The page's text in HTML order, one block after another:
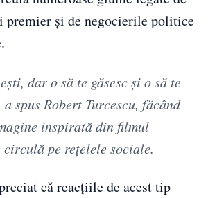
premier și de negocierile politice
dar o să te găsesc și o să te
spus Robert Turcescu, făcând
inspirată din filmul
circulă pe rețelele sociale.
că reacțiile de acest tip